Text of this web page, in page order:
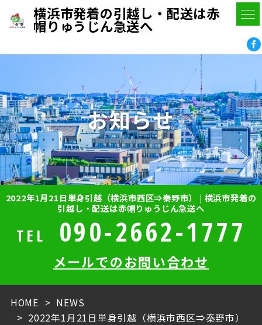
横浜市発着の引越し・配送は赤
帽りゅうじん急送へ
お知らせ
2022年1月21日単身引越（横浜市西区⇒秦野市） | 横浜市発着の
引越し・配送は赤帽りゅうじん急送へ
TEL 090-2662-1777
メールでのお問い合わせ
HOME
NEWS
2022年1月21日単身引越（横浜市西区⇒秦野市）